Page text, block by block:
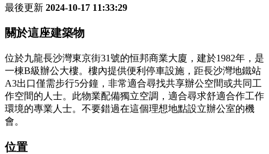
最後更新 2024-10-17 11:33:29
關於這座建築物
位於九龍長沙灣東京街31號的恒邦商業大廈，建於1982年，是
一棟B級辦公大樓。樓內提供便利停車設施，距長沙灣地鐵站
A3出口僅需步行5分鐘，非常適合尋找共享辦公空間或共同工
作空間的人士。此物業配備獨立空調，適合尋求舒適合作工作
環境的專業人士。不要錯過在這個理想地點設立辦公室的機
會。
位置